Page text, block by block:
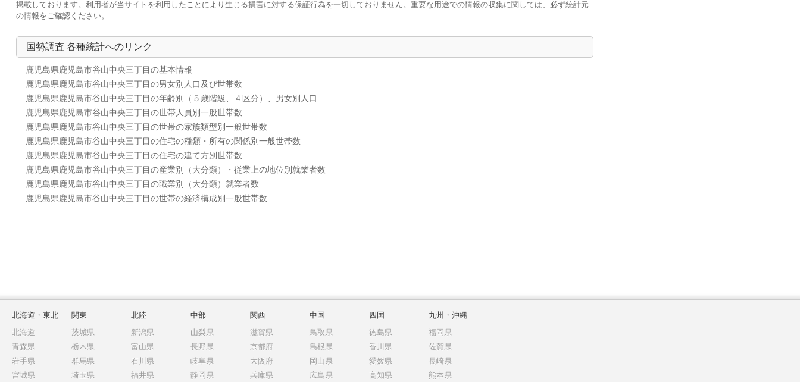
掲載しております。利用者が当サイトを利用したことにより生じる損害に対する保証行為を一切しておりません。重要な用途での情報の収集に関しては、必ず統計元
の情報をご確認ください。
国勢調査 各種統計へのリンク
鹿児島県鹿児島市谷山中央三丁目の基本情報
鹿児島県鹿児島市谷山中央三丁目の男女別人口及び世帯数
鹿児島県鹿児島市谷山中央三丁目の年齢別（５歳階級、４区分）、男女別人口
鹿児島県鹿児島市谷山中央三丁目の世帯人員別一般世帯数
鹿児島県鹿児島市谷山中央三丁目の世帯の家族類型別一般世帯数
鹿児島県鹿児島市谷山中央三丁目の住宅の種類・所有の関係別一般世帯数
鹿児島県鹿児島市谷山中央三丁目の住宅の建て方別世帯数
鹿児島県鹿児島市谷山中央三丁目の産業別（大分類）・従業上の地位別就業者数
鹿児島県鹿児島市谷山中央三丁目の職業別（大分類）就業者数
鹿児島県鹿児島市谷山中央三丁目の世帯の経済構成別一般世帯数
北海道・東北
北海道
青森県
岩手県
宮城県
関東
茨城県
栃木県
群馬県
埼玉県
北陸
新潟県
富山県
石川県
福井県
中部
山梨県
長野県
岐阜県
静岡県
関西
滋賀県
京都府
大阪府
兵庫県
中国
鳥取県
島根県
岡山県
広島県
四国
徳島県
香川県
愛媛県
高知県
九州・沖縄
福岡県
佐賀県
長崎県
熊本県